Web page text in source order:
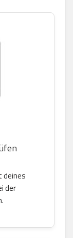
deines
der